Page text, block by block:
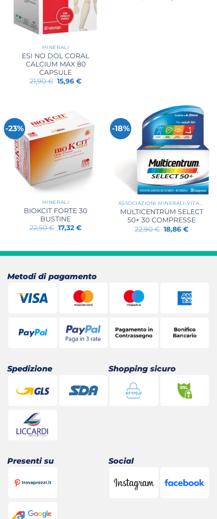
MINERALI
ESI NO DOL CORAL
CALCIUM MAX 80
CAPSULE
21,90€ Il
prezzo
15,96€Il
prezzo
-23%
MINERALI
BIOKCIT FORTE 30
BUSTINE
22,50€ Il
prezzo
22,50 €.
17,32€Il
17,32 €.
-18%
ASSOCIAZIONI MINERALI-VITAMINE
MULTICENTRUM SELECT
50+ 30 COMPRESSE
22,90€ Il
prezzo
22,90 €.
18,86€Il
18,86 €.
Metodi di pagamento
Spedizione Shopping sicuro
Presenti su Social